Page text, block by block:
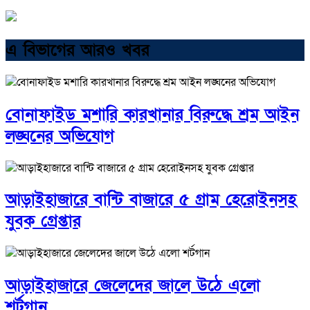
এ বিভাগের আরও খবর
বোনাফাইড মশারি কারখানার বিরুদ্ধে শ্রম আইন
লঙ্ঘনের অভিযোগ
আড়াইহাজারে বান্টি বাজারে ৫ গ্রাম হেরোইনসহ
যুবক গ্রেপ্তার
আড়াইহাজারে জেলেদের জালে উঠে এলো